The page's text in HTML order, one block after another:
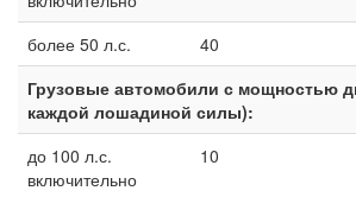
более 50 л.с.
40
Грузовые автомобили с мощностью
каждой лошадиной силы):
до 100 л.с.
включительно
10